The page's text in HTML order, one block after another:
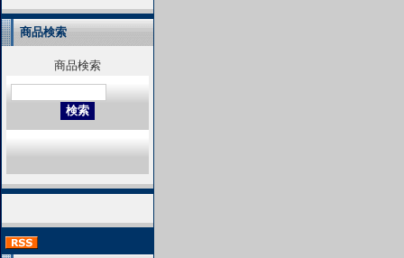
商品検索
商品検索